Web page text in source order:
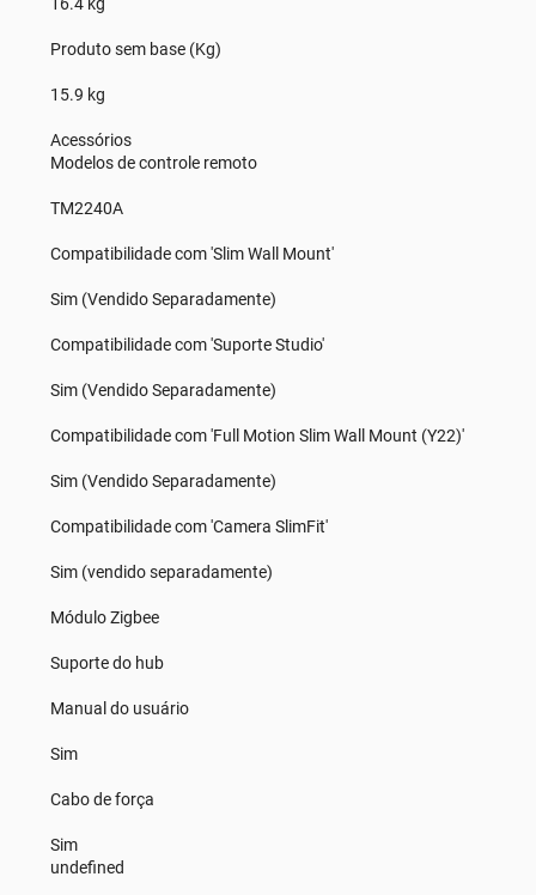
Produto sem base (Kg)
15.9 kg
Acessórios
Modelos de controle remoto
TM2240A
Compatibilidade com 'Slim Wall Mount'
Sim (Vendido Separadamente)
Compatibilidade com 'Suporte Studio'
Sim (Vendido Separadamente)
Compatibilidade com 'Full Motion Slim Wall Mount (Y22)'
Sim (Vendido Separadamente)
Compatibilidade com 'Camera SlimFit'
Sim (vendido separadamente)
Módulo Zigbee
Suporte do hub
Manual do usuário
Sim
Cabo de força
Sim
undefined